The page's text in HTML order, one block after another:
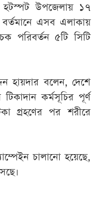
হটস্পট উপজেলায় ১৭
এসব এলাকায়
পরিবর্তন ৫টি সিটি
হায়দার বলেন, দেশে
কর্মসূচির পূর্ণ
গ্রহণের পর শরীরে
চালানো হয়েছে,